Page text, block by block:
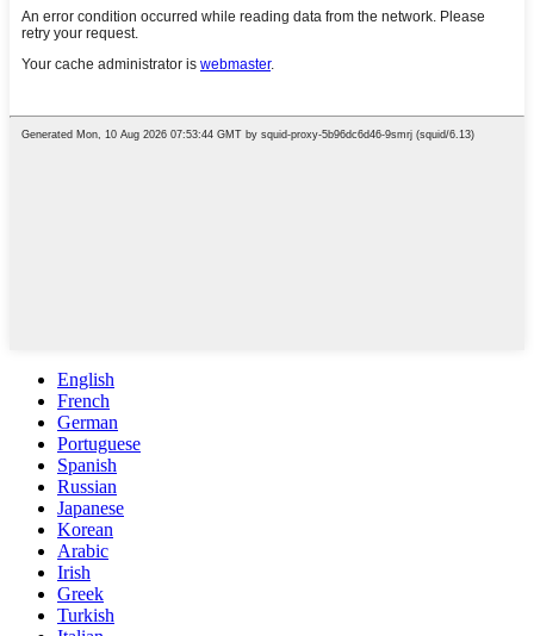
English
French
German
Portuguese
Spanish
Russian
Japanese
Korean
Arabic
Irish
Greek
Turkish